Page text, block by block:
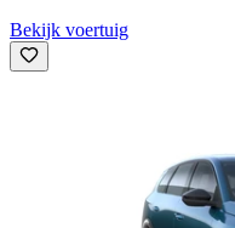
Bekijk voertuig